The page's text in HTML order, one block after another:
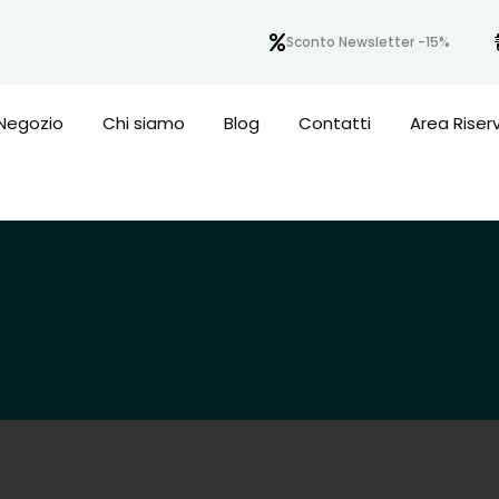
Chi siamo Blog Contatti Area
Sconto Newsletter -15%